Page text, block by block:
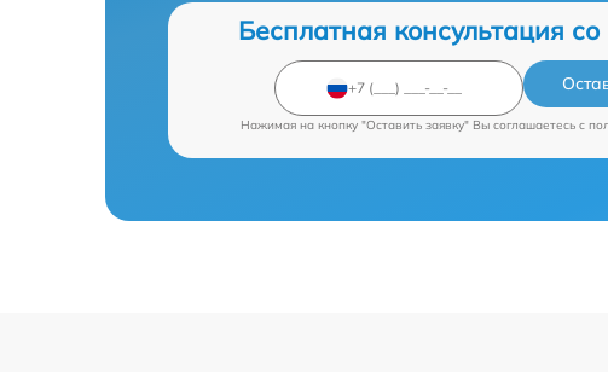
Бесплатная консультация
Нажимая на кнопку "Оставить заявку" Вы соглашаетесь c